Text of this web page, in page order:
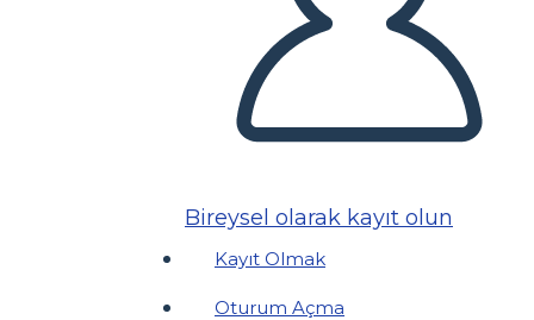
Bireysel olarak kayıt olun
Kayıt Olmak
Oturum Açma